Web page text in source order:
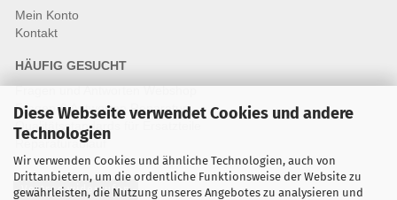
Diese Webseite verwendet Cookies und andere
Technologien
Wir verwenden Cookies und ähnliche Technologien, auch von
Drittanbietern, um die ordentliche Funktionsweise der Website zu
gewährleisten, die Nutzung unseres Angebotes zu analysieren und
Mein Konto
Kontakt
HÄUFIG GESUCHT
Fragen und Antworten Webshop
Fragen & Antworten Reparatur
Qualitätsstandards für Ersatzteile
Reparaturablauf
Vertrag widerrufen